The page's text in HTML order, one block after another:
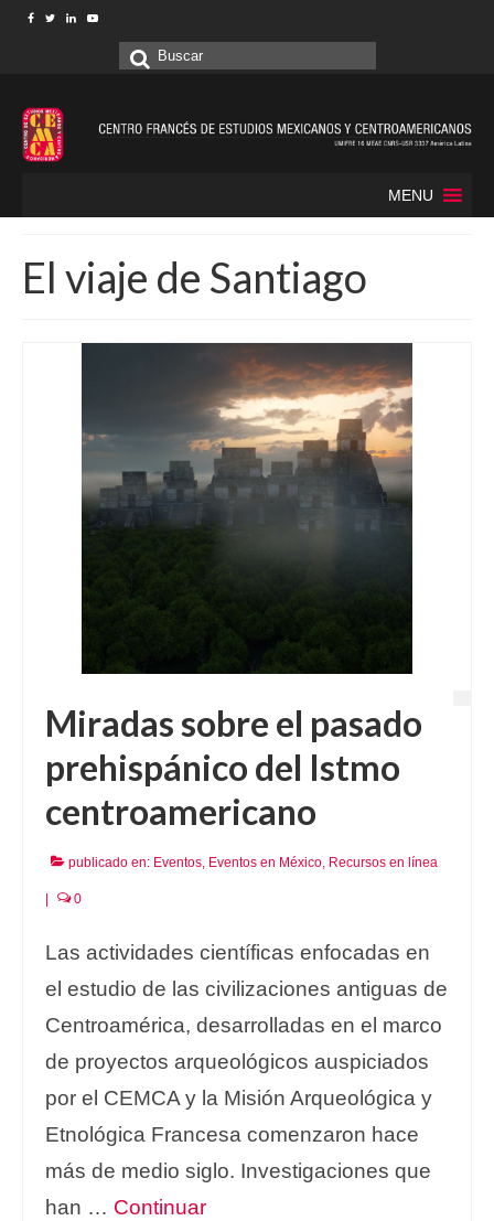
Buscar
MENU
El viaje de Santiago
Miradas sobre el pasado
prehispánico del Istmo
centroamericano
publicado en: Eventos, Eventos en México, Recursos en línea
0
Las actividades científicas enfocadas en
el estudio de las civilizaciones antiguas de
Centroamérica, desarrolladas en el marco
de proyectos arqueológicos auspiciados
por el CEMCA y la Misión Arqueológica y
Etnológica Francesa comenzaron hace
más de medio siglo. Investigaciones que
han … Continuar